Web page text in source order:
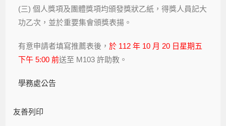
(三) 個人獎項及團體獎項均頒發獎狀乙紙，得獎人員記大
功乙次，並於重要集會頒獎表揚。
有意申請者填寫推薦表後，於 112 年 10 月 20 日星期五
下午 5:00 前送至 M103 許助教。
學務處公告
友善列印